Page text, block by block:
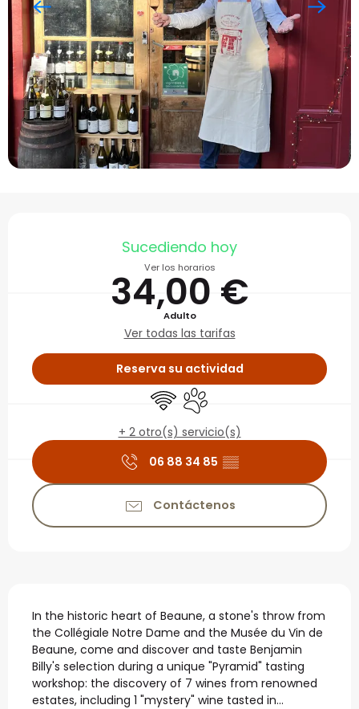
Horarios y datos de
Sucediendo hoy
Ver los horarios
34,00 €
Adulto
Ver todas las tarifas
Reserva su actividad
Wifi
Se aceptan animales
+ 2 otro(s) servicio(s)
06 88 34 85 ▒▒
Contáctenos
Descripción
In the historic heart of Beaune, a stone's throw from
the Collégiale Notre Dame and the Musée du Vin de
Beaune, come and discover and taste Benjamin
Billy's selection during a unique "Pyramid" tasting
workshop: the discovery of 7 wines from renowned
estates, including 1 "mystery" wine tasted in...